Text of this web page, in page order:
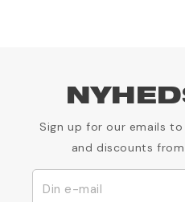
Sign up for our emails
and discounts